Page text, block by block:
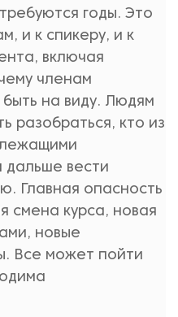
годы. Это
и к спикеру, и к
включая
членам
на виду. Людям
разобраться, кто из
дальше вести
Главная опасность
смена курса, новая
новые
Все может пойти